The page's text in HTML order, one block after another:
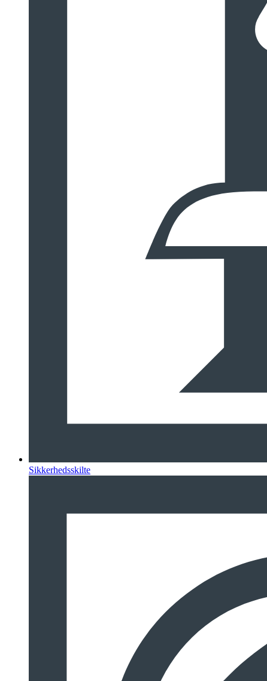
Sikkerhedsskilte